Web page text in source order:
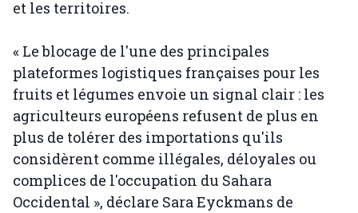
et les territoires.
« Le blocage de l'une des principales
plateformes logistiques françaises pour les
fruits et légumes envoie un signal clair : les
agriculteurs européens refusent de plus en
plus de tolérer des importations qu'ils
considèrent comme illégales, déloyales ou
complices de l'occupation du Sahara
Occidental », déclare Sara Eyckmans de